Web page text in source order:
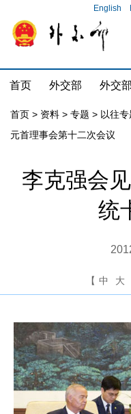
English
首页 外交部 外交
首页 > 资料 > 专题 > 以往专
元首理事会第十二次会议
李克强会
统
【 中 大